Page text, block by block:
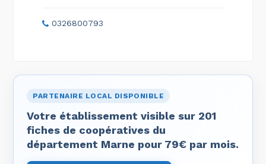
0326800793
PARTENAIRE LOCAL DISPONIBLE
Votre établissement visible sur 201
fiches de coopératives du
département Marne pour 79€ par mois.